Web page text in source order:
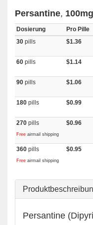
Persantine, 100mg
Dosierung Pro Pille
30 pills $1.36
60 pills $1.14
90 pills $1.06
180 pills $0.99
270 pills
Free airmail shipping
$0.96
360 pills
Free airmail shipping
$0.95
Persantine